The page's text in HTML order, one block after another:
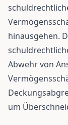
hinausgehen.
Abwehr von
um